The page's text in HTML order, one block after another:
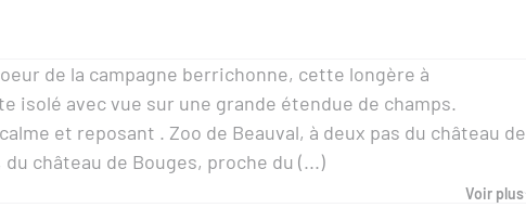
de la campagne berrichonne, cette longère à
isolé avec vue sur une grande étendue de champs.
et reposant . Zoo de Beauval, à deux pas du château de
château de Bouges, proche du (...)
Voir plus